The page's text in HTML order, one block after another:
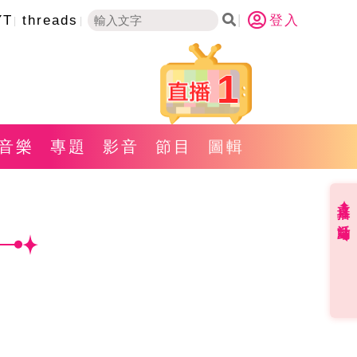
threads 登入
1
樂 專題 影音 節目 圖輯
直播✦活動